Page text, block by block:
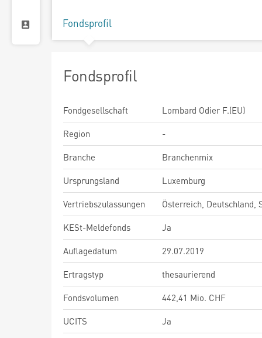
Fondsprofil
Fondsprofil
Fondgesellschaft
Lombard Odier F.(EU)
Region
-
Branche
Branchenmix
Ursprungsland
Luxemburg
Vertriebszulassungen
Österreich, Deutschland,
KESt-Meldefonds
Ja
Auflagedatum
29.07.2019
Ertragstyp
thesaurierend
Fondsvolumen
442,41 Mio. CHF
UCITS
Ja